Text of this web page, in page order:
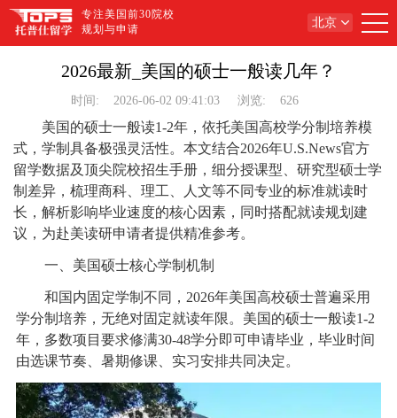
专注美国前30院校
规划与申请
北京
2026最新_美国的硕士一般读几年？
时间: 2026-06-02 09:41:03 浏览: 626
美国的硕士一般读1-2年，依托美国高校学分制培养模
式，学制具备极强灵活性。本文结合2026年U.S.News官方
留学数据及顶尖院校招生手册，细分授课型、研究型硕士学
制差异，梳理商科、理工、人文等不同专业的标准就读时
长，解析影响毕业速度的核心因素，同时搭配就读规划建
议，为赴美读研申请者提供精准参考。
一、美国硕士核心学制机制
和国内固定学制不同，2026年美国高校硕士普遍采用
学分制培养，无绝对固定就读年限。美国的硕士一般读1-2
年，多数项目要求修满30-48学分即可申请毕业，毕业时间
由选课节奏、暑期修课、实习安排共同决定。